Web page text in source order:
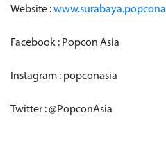
Website :
Facebook : Popcon Asia
Instagram : popconasia
Twitter : @PopconAsia